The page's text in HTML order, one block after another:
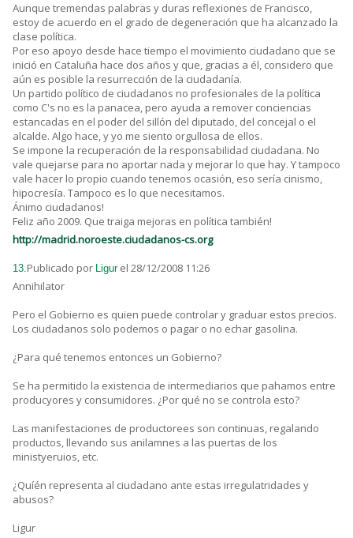
Aunque tremendas palabras y duras reflexiones de Francisco,
estoy de acuerdo en el grado de degeneración que ha alcanzado la
clase política.
Por eso apoyo desde hace tiempo el movimiento ciudadano que se
inició en Cataluña hace dos años y que, gracias a él, considero que
aún es posible la resurrección de la ciudadanía.
Un partido político de ciudadanos no profesionales de la política
como C's no es la panacea, pero ayuda a remover conciencias
estancadas en el poder del sillón del diputado, del concejal o el
alcalde. Algo hace, y yo me siento orgullosa de ellos.
Se impone la recuperación de la responsabilidad ciudadana. No
vale quejarse para no aportar nada y mejorar lo que hay. Y tampoco
vale hacer lo propio cuando tenemos ocasión, eso sería cinismo,
hipocresía. Tampoco es lo que necesitamos.
Ánimo ciudadanos!
Feliz año 2009. Que traiga mejoras en política también!
http://madrid.noroeste.ciudadanos-cs.org
13.Publicado por Ligur el 28/12/2008 11:26
Annihilator
Pero el Gobierno es quien puede controlar y graduar estos precios.
Los ciudadanos solo podemos o pagar o no echar gasolina.
¿Para qué tenemos entonces un Gobierno?
Se ha permitido la existencia de intermediarios que pahamos entre
producyores y consumidores. ¿Por qué no se controla esto?
Las manifestaciones de productorees son continuas, regalando
productos, llevando sus anilamnes a las puertas de los
ministyeruios, etc.
¿Quíén representa al ciudadano ante estas irregulatridades y
abusos?
Ligur